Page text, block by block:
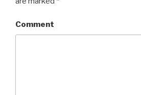
Comment